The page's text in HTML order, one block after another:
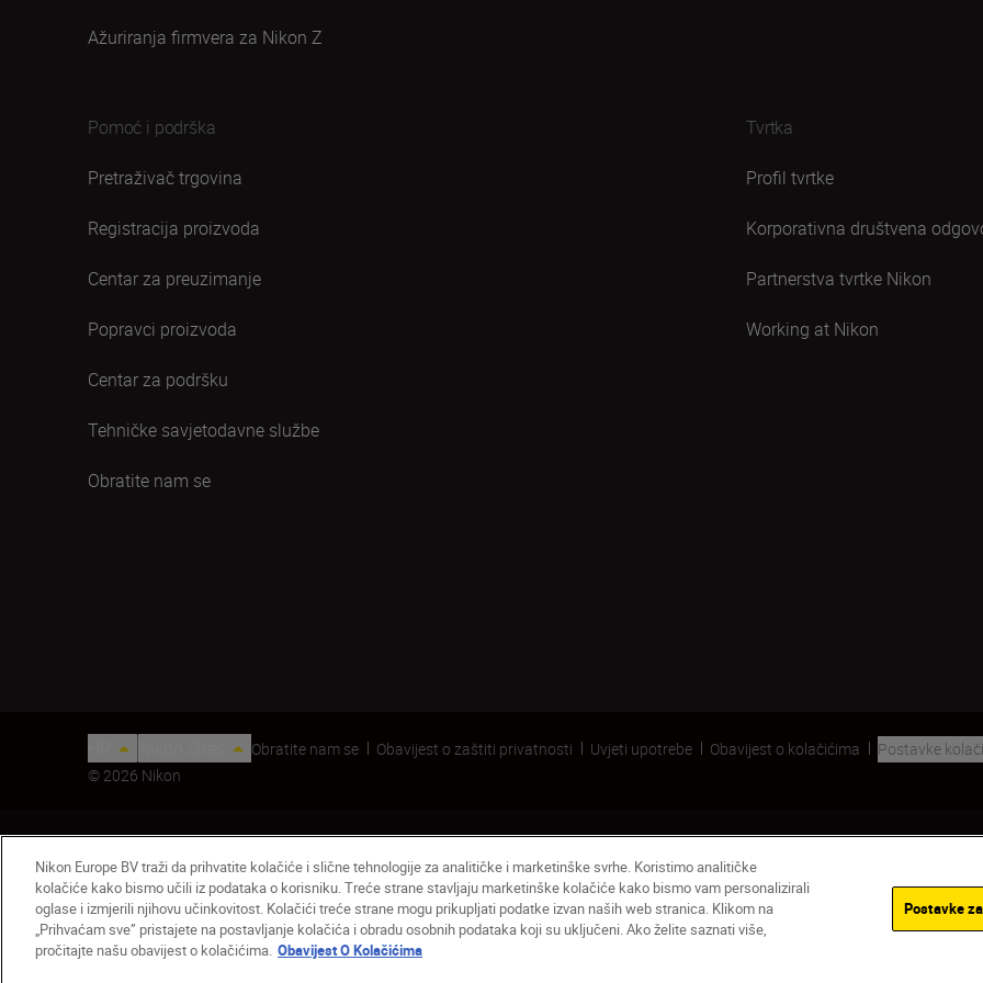
Poklopac objektiva LC-72B
Ažuriranja firmvera za Nikon Z
Pomoć i podrška
Pretraživač trgovina
Registracija proizvoda
Centar za preuzimanje
Popravci proizvoda
Centar za podršku
Tehničke savjetodavne službe
Obratite nam se
Tvrtka
Profil tvrtke
Korporativna društvena
Partnerstva tvrtke Nikon
Working at Nikon
Obratite nam se Obavijest o zaštiti privatnosti Uvjeti upotrebe Obavijest o kolačićima
Postavke
© 2026 Nikon
Nikon Europe BV traži da prihvatite kolačiće i slične tehnologije za analitičke i marketinške svrhe. Koristimo analitičke
kolačiće kako bismo učili iz podataka o korisniku. Treće strane stavljaju marketinške kolačiće kako bismo vam personalizirali
oglase i izmjerili njihovu učinkovitost. Kolačići treće strane mogu prikupljati podatke izvan naših web stranica. Klikom na
„Prihvaćam sve” pristajete na postavljanje kolačića i obradu osobnih podataka koji su uključeni. Ako želite saznati više,
pročitajte našu obavijest o kolačićima. Obavijest O Kolačićima
Postavke